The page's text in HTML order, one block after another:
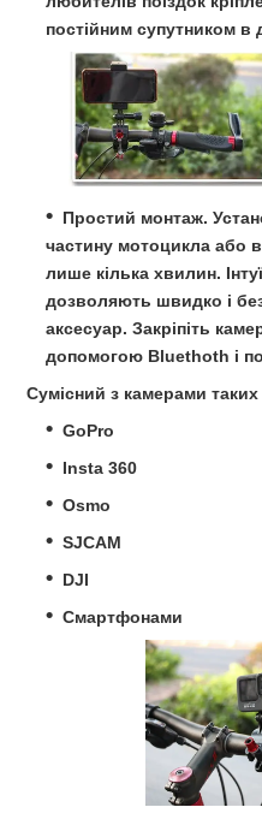
постійним супутником в
Простий монтаж.
частину мотоцикла або
лише кілька хвилин.
дозволяють швидко і
аксесуар. Закріпіть
допомогою Bluethoth і
Сумісний з камерами
GoPro
Insta 360
Osmo
SJCAM
DJI
Смартфонами